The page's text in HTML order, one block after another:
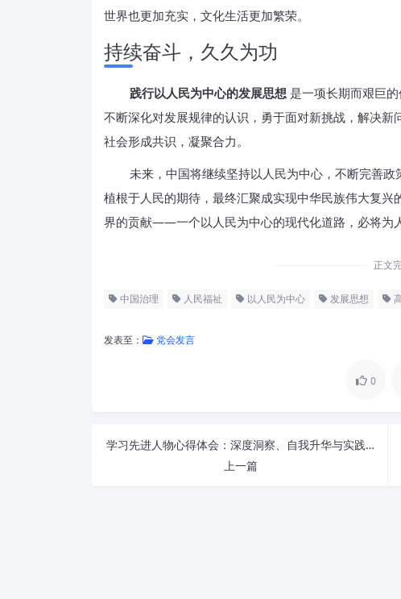
世界也更加充实，文化生活更加繁荣。
持续奋斗，久久为功
践行以人民为中心的发展思想 是一项长期而艰巨
不断深化对发展规律的认识，勇于面对新挑战，解决
社会形成共识，凝聚合力。
未来，中国将继续坚持以人民为中心，不断完善
植根于人民的期待，最终汇聚成实现中华民族伟大复
界的贡献——一个以人民为中心的现代化道路，必将为
正文
中国治理 人民福祉 以人民为中心 发展思想
发表至： 党会发言
0
学习先进人物心得体会：深度洞察、自我升华与实践之路
上一篇